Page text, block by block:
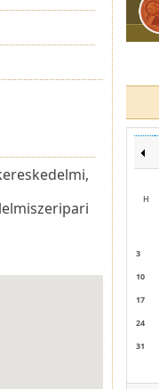
H
3
10
17
24
31